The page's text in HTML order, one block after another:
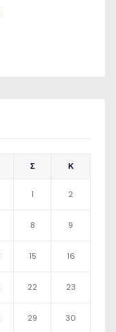
Σ Κ
1 2
8 9
15 16
22 23
29 30